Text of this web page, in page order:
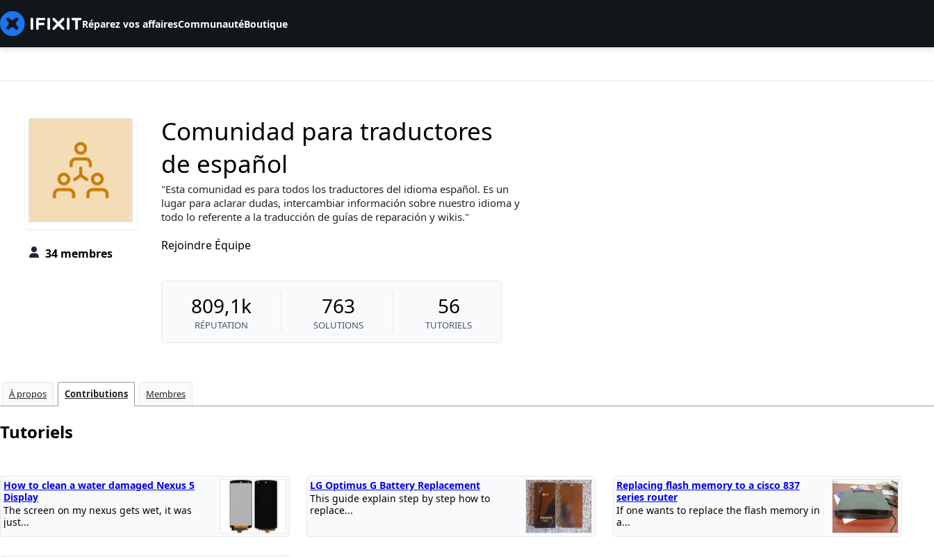
Réparez vos affairesCommunautéBoutique
34 membres
Comunidad para traductores
de español
Esta comunidad es para todos los traductores del idioma español. Es un
lugar para aclarar dudas, intercambiar información sobre nuestro idioma y
todo lo referente a la traducción de guías de reparación y wikis.
Rejoindre Équipe
809,1k
RÉPUTATION
763
SOLUTIONS
56
TUTORIELS
À propos Contributions Membres
Tutoriels
How to clean a water damaged Nexus 5
Display
The screen on my nexus gets wet, it was
just...
LG Optimus G Battery Replacement
This guide explain step by step how to
replace...
Replacing flash memory to a cisco 837
series router
If one wants to replace the flash memory in
a...